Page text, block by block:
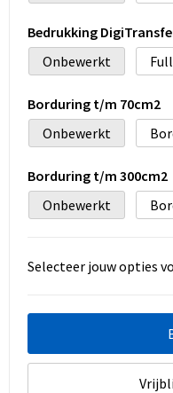
Bedrukking
Onbewerkt
Borduring t/m 70cm2
Onbewerkt
Borduring t/m 300cm2
Onbewerkt
Selecteer jouw opties